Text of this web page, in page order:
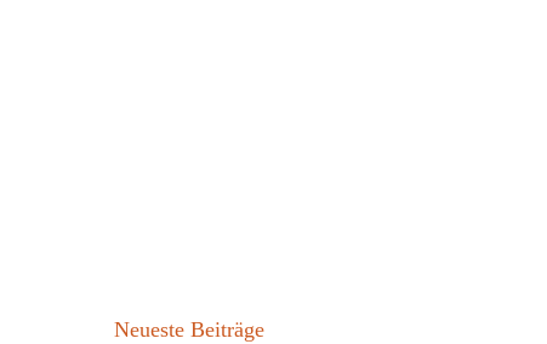
Neueste Beiträge